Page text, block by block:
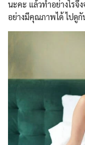
นะคะ แล้วทำอย่างไรจึ
อย่างมีคุณภาพได้ ไปดูกั